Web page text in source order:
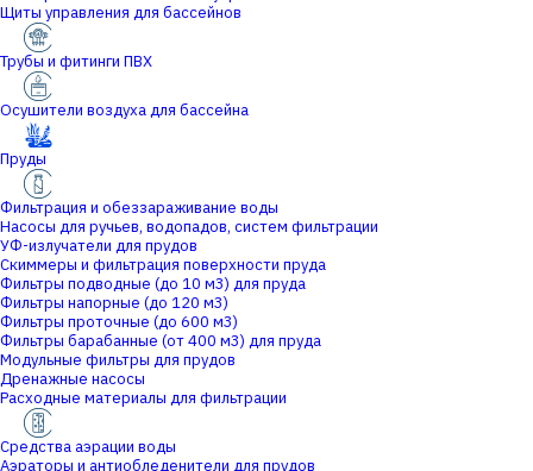
Щиты управления для бассейнов
Трубы и фитинги ПВХ
Осушители воздуха для бассейна
Пруды
Фильтрация и обеззараживание воды
Насосы для ручьев, водопадов, систем фильтрации
УФ-излучатели для прудов
Скиммеры и фильтрация поверхности пруда
Фильтры подводные (до 10 м3) для пруда
Фильтры напорные (до 120 м3)
Фильтры проточные (до 600 м3)
Фильтры барабанные (от 400 м3) для пруда
Модульные фильтры для прудов
Дренажные насосы
Расходные материалы для фильтрации
Средства аэрации воды
Аэраторы и антиобледенители для прудов